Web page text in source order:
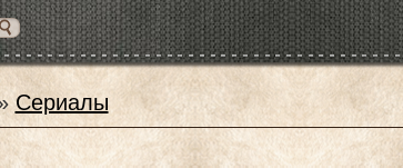
Сериалы